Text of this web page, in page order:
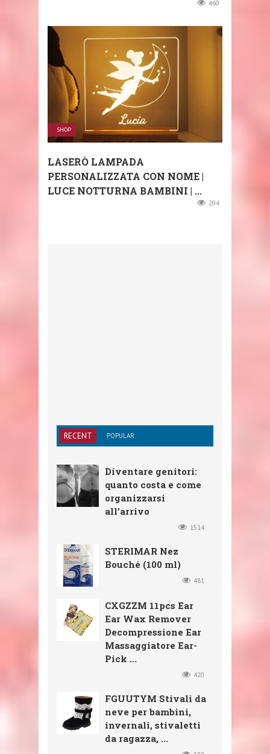
460
SHOP
LASERÒ LAMPADA
PERSONALIZZATA CON NOME |
LUCE NOTTURNA BAMBINI | ...
204
RECENT POPULAR
Diventare genitori:
quanto costa e come
organizzarsi
all’arrivo
1514
STERIMAR Nez
Bouché (100 ml)
481
CXGZZM 11pcs Ear
Ear Wax Remover
Decompressione Ear
Massaggiatore Ear-
Pick ...
420
FGUUTYM Stivali da
neve per bambini,
invernali, stivaletti
da ragazza, ...